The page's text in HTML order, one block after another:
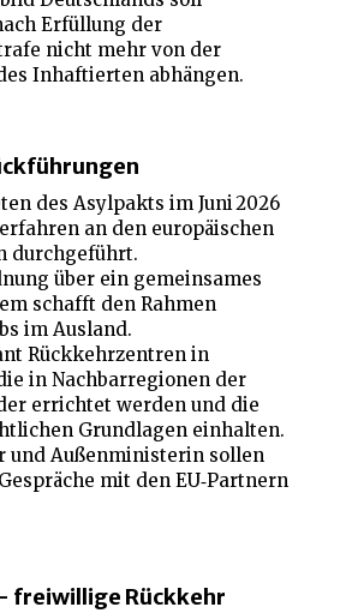
Erfüllung der
nicht mehr von der
Inhaftierten abhängen.
des Asylpakts im Juni 2026
an den europäischen
durchgeführt.
über ein gemeinsames
schafft den Rahmen
im Ausland.
Rückkehrzentren in
in Nachbarregionen der
errichtet werden und die
Grundlagen einhalten.
und Außenministerin sollen
mit den EU‑Partnern
freiwillige Rückkehr